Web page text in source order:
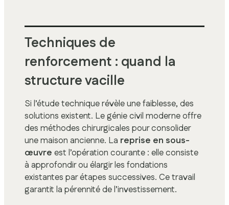
Techniques de
renforcement : quand la
structure vacille
Si l’étude technique révèle une faiblesse, des
solutions existent. Le génie civil moderne offre
des méthodes chirurgicales pour consolider
une maison ancienne. La reprise en sous-
œuvre est l’opération courante : elle consiste
à approfondir ou élargir les fondations
existantes par étapes successives. Ce travail
garantit la pérennité de l’investissement.